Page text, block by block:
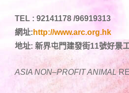
TEL : 92141178 /96919313
網址: http://www.arc.org.hk
地址: 新界屯門建發街11號好景
ASIA NON–PROFIT ANIMAL